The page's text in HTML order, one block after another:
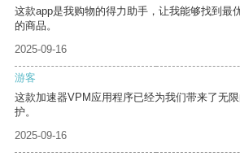
这款app是我购物的得力助手，让我能够找到最
的商品。
2025-09-16
游客
这款加速器VPM应用程序已经为我们带来了无
护。
2025-09-16